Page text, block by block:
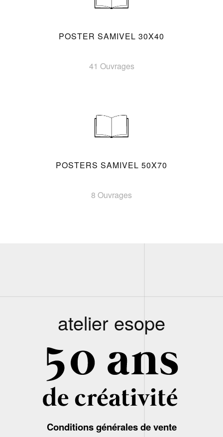
POSTER SAMIVEL 30X40
41 Ouvrages
POSTERS SAMIVEL 50X70
8 Ouvrages
atelier esope
Conditions générales de vente